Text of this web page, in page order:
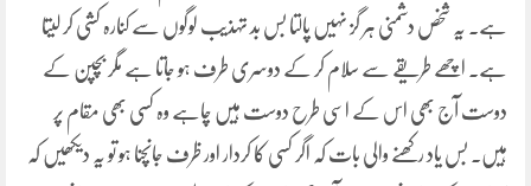
ہے۔ یہ شخص دشمنی ہر گز نہیں پالتا بس بد تہذیب لوگوں سے کنارہ کشی کر لیتا
ہے۔ اچھے طریقے سے سلام کر کے دوسری طرف ہو جاتا ہے مگر بچپن کے
دوست آج بھی اس کے اسی طرح دوست ہیں چاہے وہ کسی بھی مقام پر
ہیں۔ بس یاد رکھنے والی بات کہ اگر کسی کا کردار اور ظرف جانچنا ہو تو یہ دیکھیں کہ